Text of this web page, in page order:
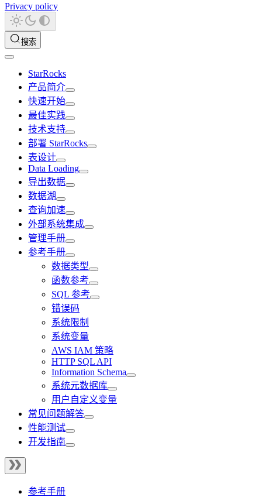
Privacy policy
搜索
StarRocks
产品简介
快速开始
最佳实践
技术支持
部署 StarRocks
表设计
Data Loading
导出数据
数据湖
查询加速
外部系统集成
管理手册
参考手册
数据类型
函数参考
SQL 参考
错误码
系统限制
系统变量
AWS IAM 策略
HTTP SQL API
Information Schema
系统元数据库
用户自定义变量
常见问题解答
性能测试
开发指南
参考手册